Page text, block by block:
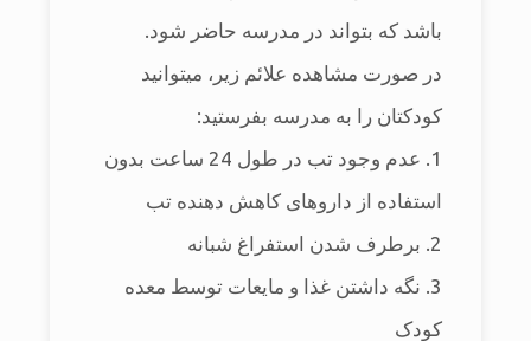
باشد که بتواند در مدرسه حاضر شود.
در صورت مشاهده علائم زیر، می‎توانید
کودکتان را به مدرسه بفرستید:
1. عدم وجود تب در طول 24 ساعت بدون
استفاده از داروهای کاهش دهنده تب
2. برطرف شدن استفراغ شبانه
3. نگه داشتن غذا و مایعات توسط معده
کودک